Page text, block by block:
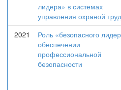
лидера» в системах
управления охраной
2021
Роль «безопасного
обеспечении
профессиональной
безопасности